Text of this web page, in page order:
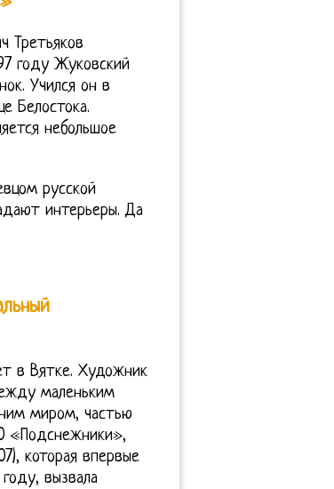
Третьяков
году Жуковский
Учился он в
Белостока.
небольшое
русской
интерьеры. Да
в Вятке. Художник
маленьким
миром, частью
«Подснежники»,
которая впервые
вызвала